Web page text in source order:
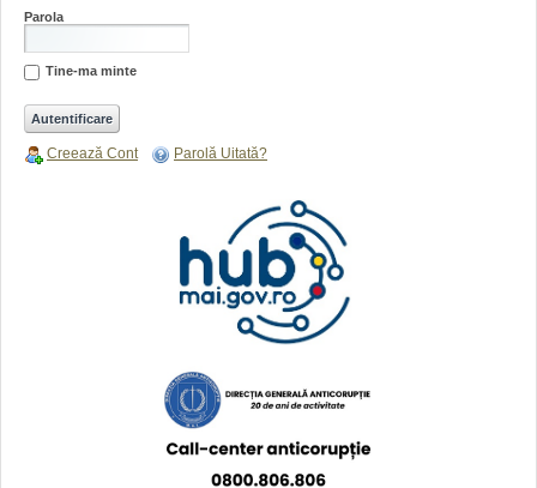
Parola
Tine-ma minte
Creează Cont Parolă Uitată?